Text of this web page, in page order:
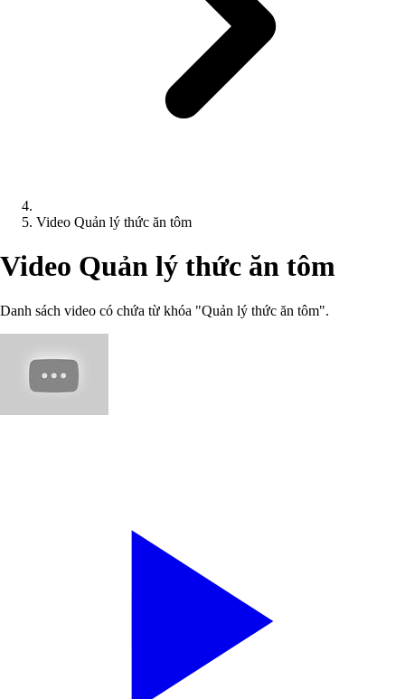
Video Quản lý thức ăn tôm
Video Quản lý thức ăn tôm
Danh sách video có chứa từ khóa "Quản lý thức ăn tôm".